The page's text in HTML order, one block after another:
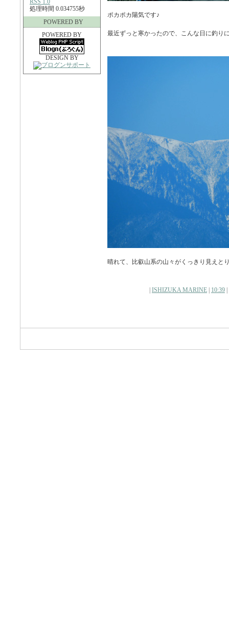
RSS 1.0
処理時間 0.034755秒
POWERED BY
POWERED BY
DESIGN BY
ポカポカ陽気です♪
最近ずっと寒かったので、こんな日に釣り
晴れて、比叡山系の山々がくっきり見えと
ISHIZUKA MARINE 10:39